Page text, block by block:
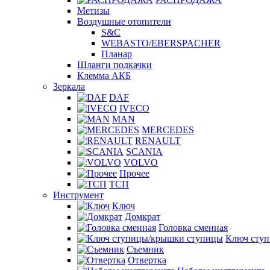
Метизы
Воздушные отопители
S&C
WEBASTO/EBERSPACHER
Планар
Шланги подкачки
Клемма АКБ
Зеркала
DAF
IVECO
MAN
MERCEDES
RENAULT
SCANIA
VOLVO
Прочее
ТСП
Инструмент
Ключ
Домкрат
Головка сменная
Ключ
Съемник
Отвертка